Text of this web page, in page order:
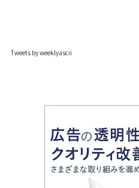
Tweets by weeklyascii